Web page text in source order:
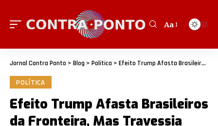
Aa
Jornal Contra Ponto > Blog > Política > Efeito Trump Afasta Brasileiros da Fronteira, Mas Travessia Ainda é Considerada Opção
POLÍTICA
Efeito Trump Afasta Brasileiros
da Fronteira, Mas Travessia